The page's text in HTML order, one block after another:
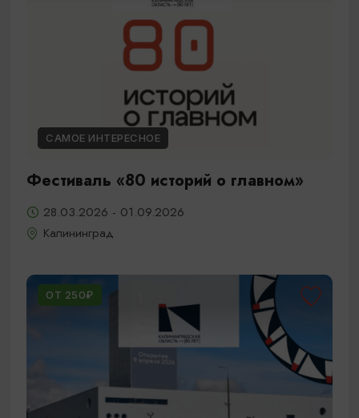
САМОЕ ИНТЕРЕСНОЕ
Фестиваль «80 историй о главном»
28.03.2026 - 01.09.2026
Калининград
ОТ 250₽